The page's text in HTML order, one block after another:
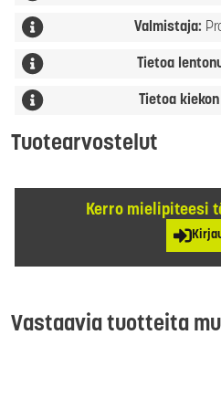
Valmistaja:
Tietoa
Tietoa
Tuotearvostelut
Kerro mielipiteesi
Vastaavia tuotteita